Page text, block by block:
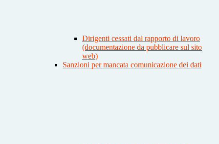
Dirigenti cessati dal rapporto di lavoro
(documentazione da pubblicare sul sito
web)
Sanzioni per mancata comunicazione dei dati